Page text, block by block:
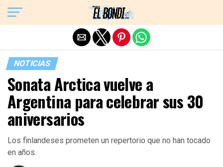
NOTICIAS
Sonata Arctica vuelve a
Argentina para celebrar sus 30
aniversarios
Los finlandeses prometen un repertorio que no han tocado
en años.
Exit mobile version